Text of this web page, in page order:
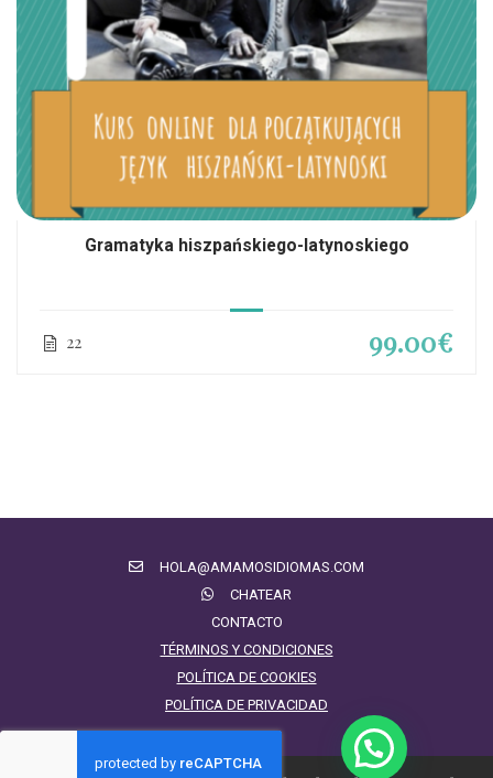
Gramatyka hiszpańskiego-latynoskiego
22 99.00€
HOLA@AMAMOSIDIOMAS.COM
CHATEAR
CONTACTO
TÉRMINOS Y CONDICIONES
POLÍTICA DE COOKIES
POLÍTICA DE PRIVACIDAD